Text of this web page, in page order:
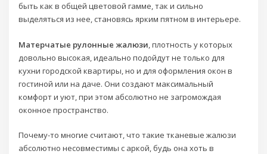
быть как в общей цветовой гамме, так и сильно
выделяться из нее, становясь ярким пятном в интерьере.
Матерчатые рулонные жалюзи , плотность у которых
довольно высокая, идеально подойдут не только для
кухни городской квартиры, но и для оформления окон в
гостиной или на даче. Они создают максимальный
комфорт и уют, при этом абсолютно не загромождая
оконное пространство.
Почему-то многие считают, что такие тканевые жалюзи
абсолютно несовместимы с аркой, будь она хоть в